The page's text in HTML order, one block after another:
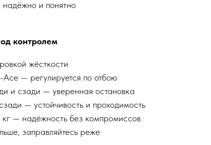
и понятно
контролем
жёсткости
— регулируется по отбою
и сзади — уверенная остановка
— устойчивость и проходимость
— надёжность без компромиссов
заправляйтесь реже